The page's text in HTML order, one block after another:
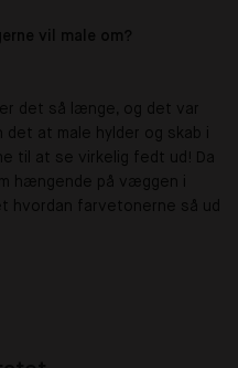
vil male om?
det så længe, og det var
det at male hylder og skab i
til at se virkelig fedt ud! Da
hængende på væggen i
hvordan farvetonerne så ud